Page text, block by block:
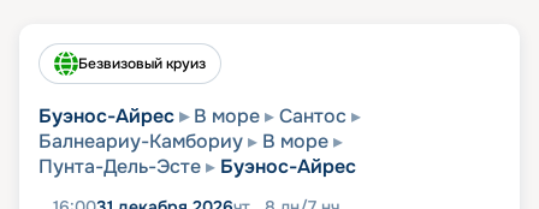
Безвизовый круиз
Буэнос-Айрес В море
Сантос
Балнеариу-Камбориу
В море
Пунта-Дель-Эсте
Буэнос-Айрес